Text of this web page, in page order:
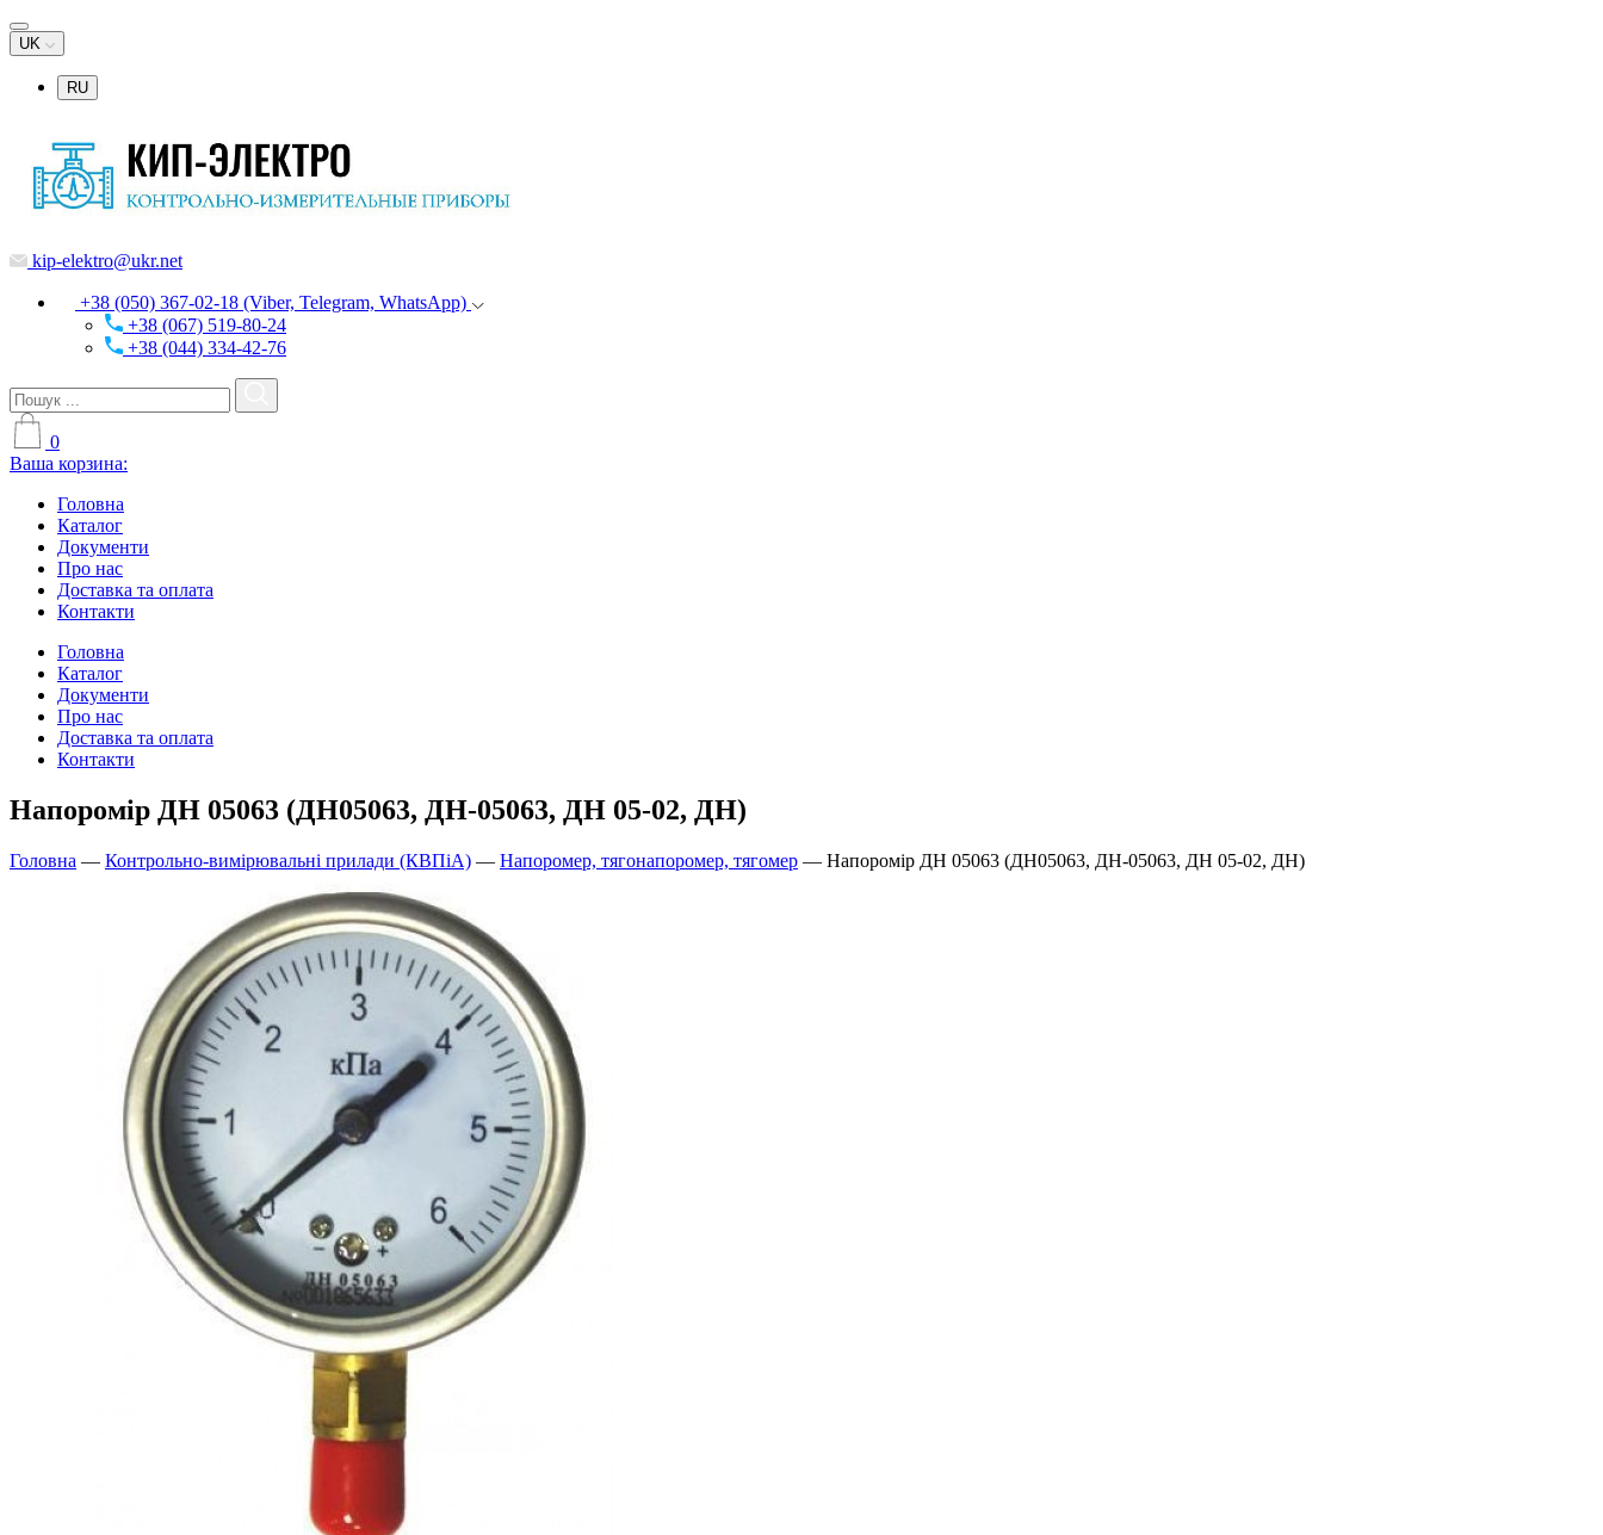
UK
RU
kip-elektro@ukr.net
+38 (050) 367-02-18 (Viber, Telegram, WhatsApp)
+38 (067) 519-80-24
+38 (044) 334-42-76
0
Ваша корзина:
Головна
Каталог
Документи
Про нас
Доставка та оплата
Контакти
Головна
Каталог
Документи
Про нас
Доставка та оплата
Контакти
Напоромір ДН 05063 (ДН05063, ДН-05063, ДН 05-02, ДН)
Головна — Контрольно-вимірювальні прилади (КВПіА) — Напоромер, тягонапоромер, тягомер — Напоромір ДН 05063 (ДН05063, ДН-05063, ДН 05-02, ДН)